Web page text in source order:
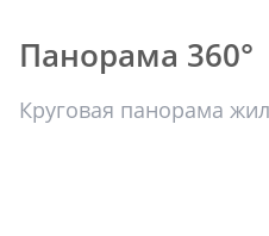
Панорама 360°
Круговая панорама